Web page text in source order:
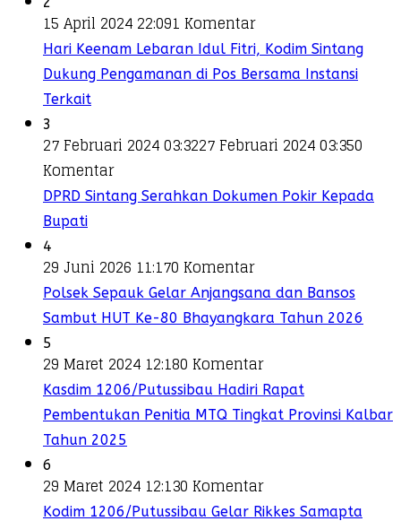
15 April 2024 22:091 Komentar
Hari Keenam Lebaran Idul Fitri, Kodim Sintang
Dukung Pengamanan di Pos Bersama Instansi
Terkait
3
27 Februari 2024 03:3227 Februari 2024 03:350
Komentar
DPRD Sintang Serahkan Dokumen Pokir Kepada
Bupati
4
29 Juni 2026 11:170 Komentar
Polsek Sepauk Gelar Anjangsana dan Bansos
Sambut HUT Ke-80 Bhayangkara Tahun 2026
5
29 Maret 2024 12:180 Komentar
Kasdim 1206/Putussibau Hadiri Rapat
Pembentukan Penitia MTQ Tingkat Provinsi Kalbar
Tahun 2025
6
29 Maret 2024 12:130 Komentar
Kodim 1206/Putussibau Gelar Rikkes Samapta